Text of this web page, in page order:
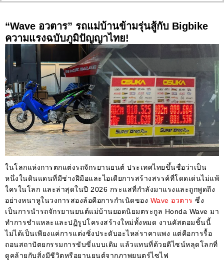
“Wave อวตาร” รถแม่บ้านข้ามรุ่นสู้กับ Bigbike
ความแรงฉบับภูมิปัญญาไทย!
ในโลกแห่งการตกแต่งรถจักรยานยนต์ ประเทศไทยขึ้นชื่อว่าเป็น
หนึ่งในดินแดนที่มีช่างฝีมือและไอเดียการสร้างสรรค์ที่โดดเด่นไม่แพ้
ใครในโลก และล่าสุดในปี 2026 กระแสที่กำลังมาแรงและถูกพูดถึง
อย่างหนาหูในวงการสองล้อคือการกำเนิดของ Wave อวตาร ซึ่ง
เป็นการนำรถจักรยานยนต์แม่บ้านยอดนิยมตระกูล Honda Wave มา
ทำการชำแหละและปฏิรูปโครงสร้างใหม่ทั้งหมด งานคัสตอมชิ้นนี้
ไม่ได้เป็นเพียงแค่การแต่งซิ่งประดับอะไหล่ราคาแพง แต่คือการรื้อ
ถอนสถาปัตยกรรมการขับขี่แบบเดิม แล้วแทนที่ด้วยดีไซน์หลุดโลกที่
ดูคล้ายกับสิ่งมีชีวิตหรือยานยนต์จากภาพยนตร์ไซไฟ